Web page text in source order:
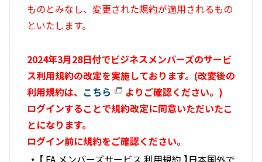
ものとみなし、変更された規約が適用されるもの
といたします。
2024年3月28日付でビジネスメンバーズのサービ
ス利用規約の改定を実施しております。(改変後の
利用規約は、 こちら
よりご確認ください。)
ログインすることで規約改定に同意いただいたこ
とになります。
ログイン前に規約をご確認ください。
【 FA メンバーズサービス 利用規約 】日本国外で